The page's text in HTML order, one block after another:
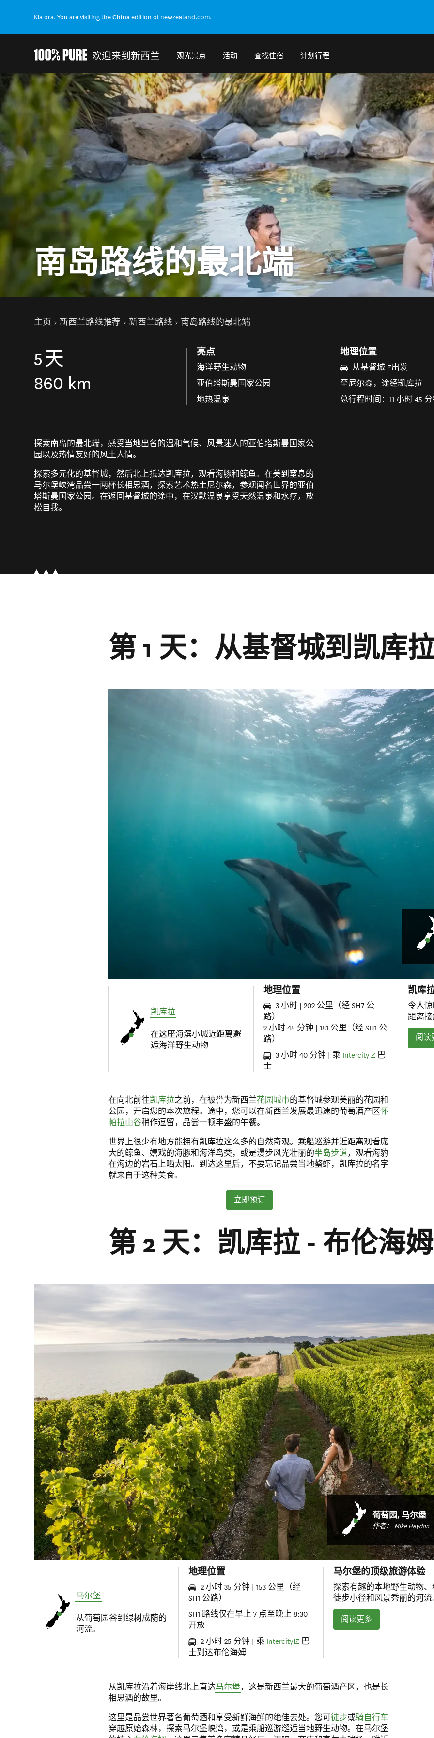
Kia ora. You are visiting theChinaedition of newzealand.com.
欢迎来到新西兰 观光景点 活动 查找住宿 计划行程
Back to my results
南岛路线的最北端
你的位置
主页 新西兰路线推荐 新西兰路线 南岛路线的最北端
5天
860 km
亮点
海洋野生动物
亚伯塔斯曼国家公园
地热温泉
地理位置
从基督城(opens in
出发
至尼尔森，途经凯库拉
总行程时间：11 小时 45
探索南岛的最北端，感受当地出名的温和气候、风景迷人的亚伯塔斯曼国家公
园以及热情友好的风土人情。
探索多元化的基督城，然后北上抵达凯库拉 ，观看海豚和鲸鱼。在美到窒息的
马尔堡峡湾品尝一两杯长相思酒，探索艺术热土尼尔森，参观闻名世界的亚伯
塔斯曼国家公园。在返回基督城的途中，在汉默温泉享受天然温泉和水疗，放
松自我。
第 1 天：从基督城到凯库
凯库拉
在这座海滨小城近距离邂
逅海洋野生动物
地理位置
3 小时 | 202 公里（经 SH7 公
路）
2 小时 45 分钟 | 181 公里（经 SH1 公
路）
3 小时 40 分钟 | 乘 Intercity(opens in new
巴
士
凯库
令人
距离
阅读
在向北前往凯库拉之前，在被誉为新西兰花园城市的基督城参观美丽的花园和
公园，开启您的本次旅程。途中，您可以在新西兰发展最迅速的葡萄酒产区怀
帕拉山谷稍作逗留，品尝一顿丰盛的午餐。
世界上很少有地方能拥有凯库拉这么多的自然奇观。乘船巡游并近距离观看庞
大的鲸鱼、嬉戏的海豚和海洋鸟类，或是漫步风光壮丽的半岛步道，观看海豹
在海边的岩石上晒太阳。到达这里后，不要忘记品尝当地螯虾，凯库拉的名字
就来自于这种美食。
立即预订
第 2 天：凯库拉 - 布伦海姆
葡萄园, 马尔堡
作者： Mike Heydon
马尔堡
从葡萄园谷到绿树成荫的
河流。
地理位置
2 小时 35 分钟 | 153 公里（经
SH1 公路）
SH1 路线仅在早上 7 点至晚上 8:30
开放
2 小时 25 分钟 | 乘 Intercity(opens in new window)
巴
士到达布伦海姆
马尔堡的顶级旅游体验
探索有趣的本地野生动物、
徒步小径和风景秀丽的河流
阅读更多
从凯库拉沿着海岸线北上直达马尔堡 ，这是新西兰最大的葡萄酒产区，也是长
相思酒的故里。
这里是品尝世界著名葡萄酒和享受新鲜海鲜的绝佳去处。您可徒步或骑自行车
穿越原始森林，探索马尔堡峡湾，或是乘船巡游邂逅当地野生动物。在马尔堡